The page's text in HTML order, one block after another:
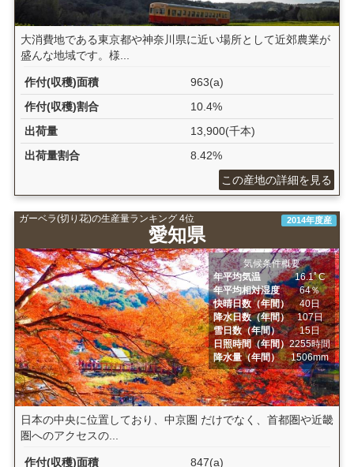
大消費地である東京都や神奈川県に近い場所として近郊農業が
盛んな地域です。様...
作付(収穫)面積
963(a)
作付(収穫)割合
10.4%
出荷量
13,900(千本)
出荷量割合
8.42%
この産地の詳細を見る
ガーベラ(切り花)の生産量ランキング 4位
愛知県
2014年度産
気候条件概要
年平均気温
16.1ﾟC
年平均相対湿度
64％
快晴日数（年間）
40日
降水日数（年間）
107日
雪日数（年間）
15日
日照時間（年間）2255時間
降水量（年間）
1506mm
日本の中央に位置しており、中京圏 だけでなく、首都圏や近畿
圏へのアクセスの...
作付(収穫)面積 847(a)